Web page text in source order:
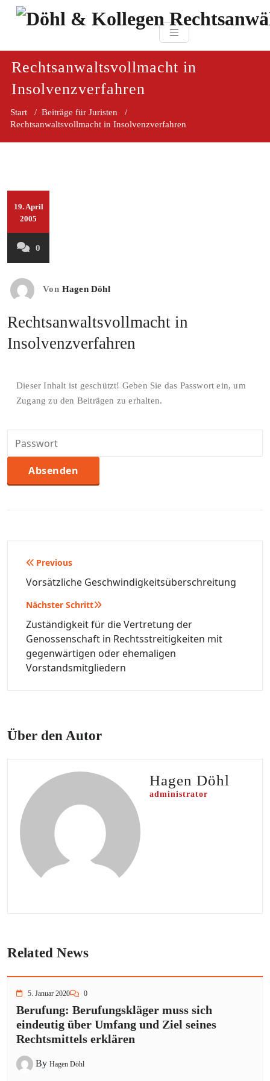
Zum
Döhl & Kollegen
Rechtsanwaltsvollmacht in
Insolvenzverfahren
Start / Beiträge für Juristen /
Rechtsanwaltsvollmacht in Insolvenzverfahren
19. April
2005
0
Von Hagen Döhl
Rechtsanwaltsvollmacht in
Insolvenzverfahren
Dieser Inhalt ist geschützt! Geben Sie das Passwort ein, um
Zugang zu den Beiträgen zu erhalten.
Beitragsnavigation
Previous
Vorsätzliche Geschwindigkeitsüberschreitung
Nächster Schritt
Zuständigkeit für die Vertretung der
Genossenschaft in Rechtsstreitigkeiten mit
gegenwärtigen oder ehemaligen
Vorstandsmitgliedern
Über den Autor
Hagen Döhl
administrator
Related News
5. Januar 2020 0
Berufung: Berufungskläger muss sich
eindeutig über Umfang und Ziel seines
Rechtsmittels erklären
By Hagen Döhl